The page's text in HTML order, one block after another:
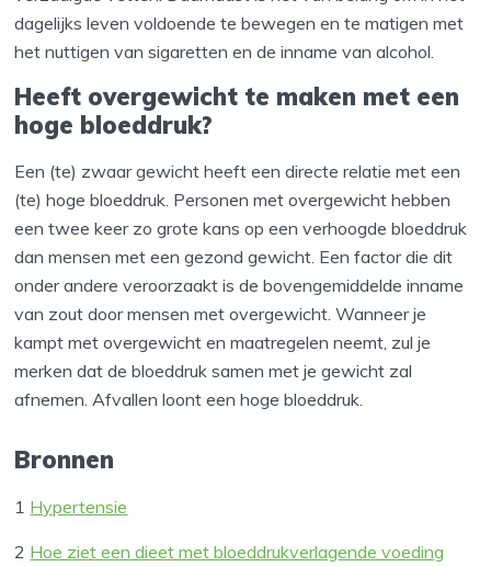
dagelijks leven voldoende te bewegen en te matigen met
het nuttigen van sigaretten en de inname van alcohol.
Heeft overgewicht te maken met een
hoge bloeddruk?
Een (te) zwaar gewicht heeft een directe relatie met een
(te) hoge bloeddruk. Personen met overgewicht hebben
een twee keer zo grote kans op een verhoogde bloeddruk
dan mensen met een gezond gewicht. Een factor die dit
onder andere veroorzaakt is de bovengemiddelde inname
van zout door mensen met overgewicht. Wanneer je
kampt met overgewicht en maatregelen neemt, zul je
merken dat de bloeddruk samen met je gewicht zal
afnemen. Afvallen loont een hoge bloeddruk.
Bronnen
1 Hypertensie
2 Hoe ziet een dieet met bloeddrukverlagende voeding